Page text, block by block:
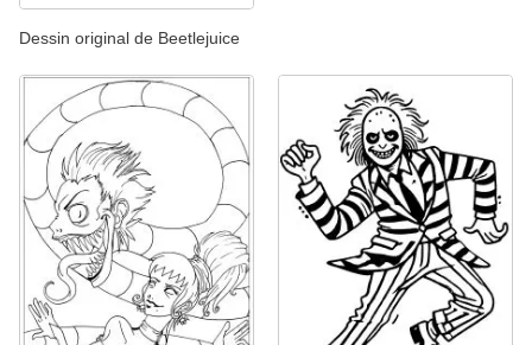
Dessin original de Beetlejuice